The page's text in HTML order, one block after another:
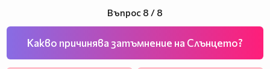
Въпрос 8 / 8
Какво причинява затъмнение на Слънцето?